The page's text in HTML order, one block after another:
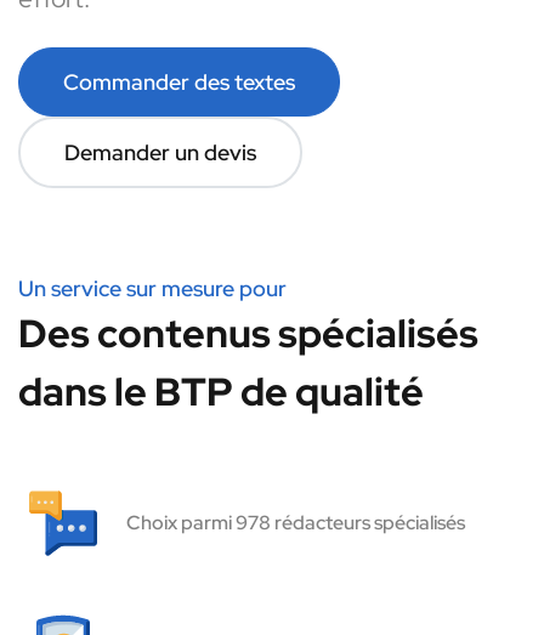
Commander des textes
Demander un devis
Un service sur mesure pour
Des contenus spécialisés
dans le BTP de qualité
Choix parmi 978 rédacteurs spécialisés